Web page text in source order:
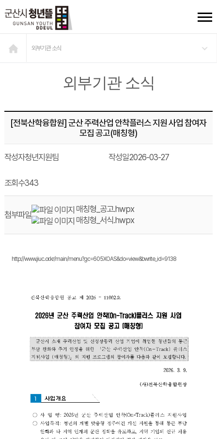
외부기관 소식
외부기관 소식
[전북산학융합원] 군산 주력산업 안착플러스 지원 사업 참여자
모집 공고(매칭형)
작성자청년지원팀 작성일2026-03-27
조회수343
첨부파일
매칭형_공고.hwpx
매칭형_서식.hwpx
http://www.jiuc.or.kr/main/menu?gc=605XOAS&do=view&bwrite_id=9138